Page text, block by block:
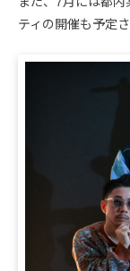
ティの開催も予定